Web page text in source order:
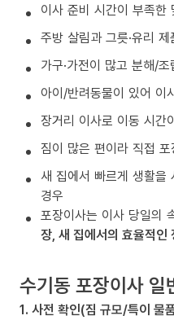
이사 준비 시간이 부족한
주방 살림과 그릇·유리
가구·가전이 많고 분해/
아이/반려동물이 있어 이
장거리 이사로 이동 시간
짐이 많은 편이라 직접
새 집에서 빠르게 생활을
경우
포장이사는 이사 당일의
장, 새 집에서의 효율적인
수기동 포장이사 일
1. 사전 확인(짐 규모/특이 물